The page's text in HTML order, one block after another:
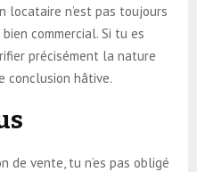
locataire n’est pas toujours
commercial. Si tu es
précisément la nature
conclusion hâtive.
de vente, tu n’es pas obligé